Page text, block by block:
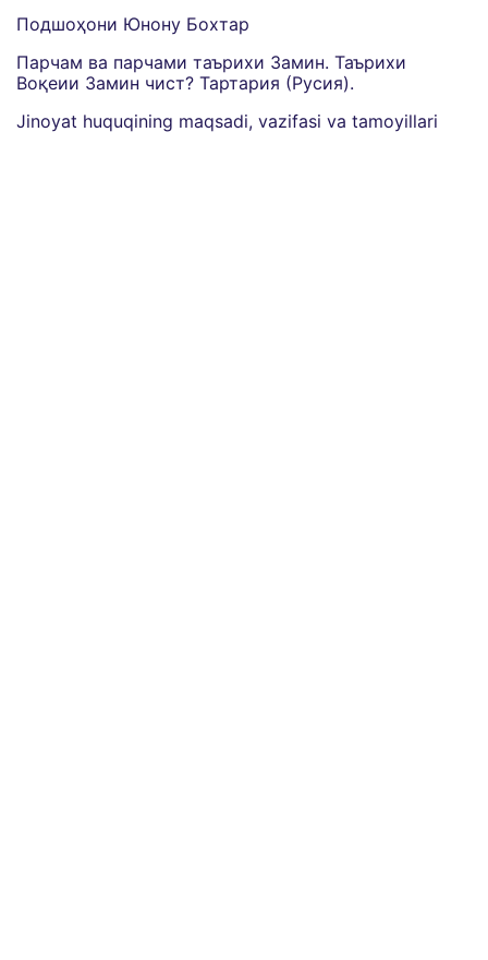
Подшоҳони Юнону Бохтар
Парчам ва парчами таърихи Замин. Таърихи
Воқеии Замин чист? Тартария (Русия).
Jinoyat huquqining maqsadi, vazifasi va tamoyillari